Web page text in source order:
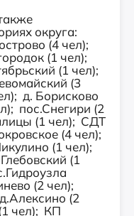
округа:
(4 чел);
(1 чел);
(1 чел);
(3
д. Борисково
пос.Снегири (2
(1 чел); СДТ
(4 чел);
(1 чел);
(1
(2 чел);
(2
чел); КП